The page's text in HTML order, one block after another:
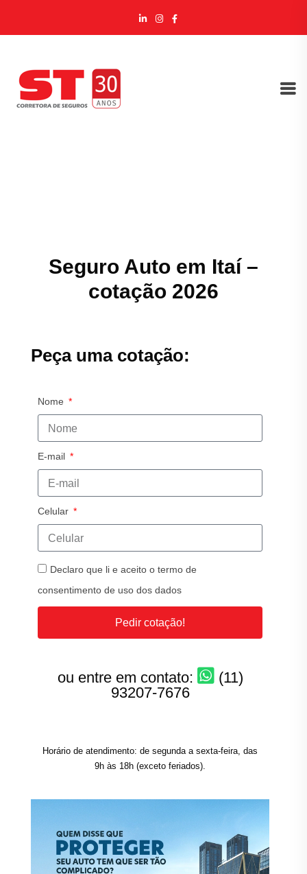
Seguro Auto em Itaí –
cotação 2026
Peça uma cotação:
Nome
E-mail
Celular
Declaro que li e aceito o termo de
consentimento de uso dos dados
Pedir cotação!
ou entre em contato:
(11)
93207-7676
Horário de atendimento: de segunda a sexta-feira, das
9h às 18h (exceto feriados).